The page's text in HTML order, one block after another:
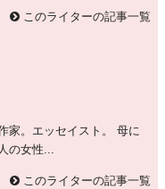
このライターの記事一覧
家。エッセイスト。 母に
の女性...
このライターの記事一覧